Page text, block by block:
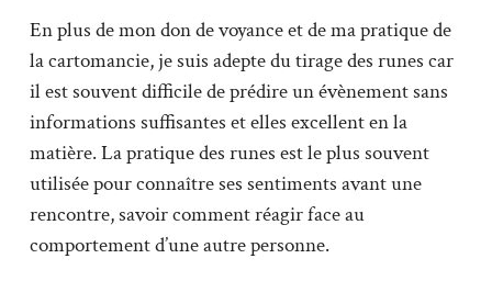
En plus de mon don de voyance et de ma pratique de
la cartomancie, je suis adepte du tirage des runes car
il est souvent difficile de prédire un évènement sans
informations suffisantes et elles excellent en la
matière. La pratique des runes est le plus souvent
utilisée pour connaître ses sentiments avant une
rencontre, savoir comment réagir face au
comportement d’une autre personne.